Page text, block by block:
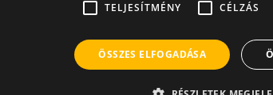
TELJESÍTMÉNY CÉLZÁS
ÖSSZES ELFOGADÁSA